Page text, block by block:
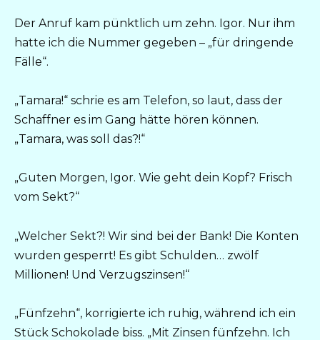
Der Anruf kam pünktlich um zehn. Igor. Nur ihm
hatte ich die Nummer gegeben – „für dringende
Fälle“.
„Tamara!“ schrie es am Telefon, so laut, dass der
Schaffner es im Gang hätte hören können.
„Tamara, was soll das?!“
„Guten Morgen, Igor. Wie geht dein Kopf? Frisch
vom Sekt?“
„Welcher Sekt?! Wir sind bei der Bank! Die Konten
wurden gesperrt! Es gibt Schulden… zwölf
Millionen! Und Verzugszinsen!“
„Fünfzehn“, korrigierte ich ruhig, während ich ein
Stück Schokolade biss. „Mit Zinsen fünfzehn. Ich